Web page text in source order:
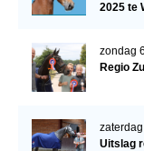
2025 te
zondag
Regio
Uitslag